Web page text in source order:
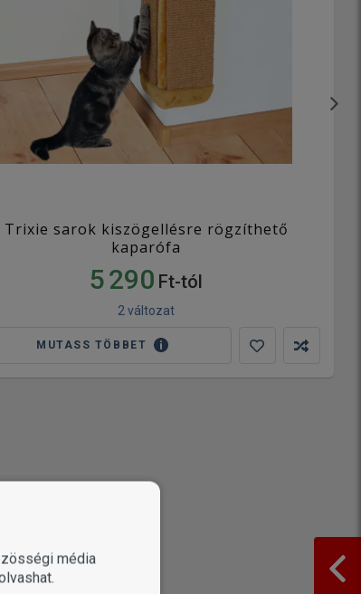
Trixie sarok kiszögellésre rögzíthető
kaparófa
5 290 Ft-tól
2 változat
MUTASS TÖBBET
média